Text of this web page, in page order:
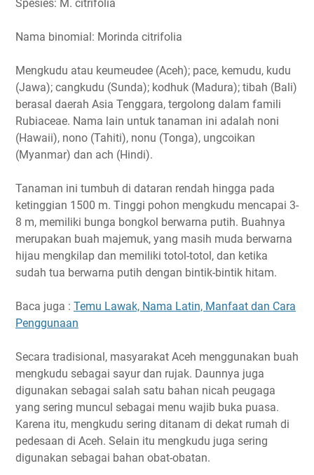
Spesies: M. citrifolia
Nama binomial: Morinda citrifolia
Mengkudu atau keumeudee (Aceh); pace, kemudu, kudu
(Jawa); cangkudu (Sunda); kodhuk (Madura); tibah (Bali)
berasal daerah Asia Tenggara, tergolong dalam famili
Rubiaceae. Nama lain untuk tanaman ini adalah noni
(Hawaii), nono (Tahiti), nonu (Tonga), ungcoikan
(Myanmar) dan ach (Hindi).
Tanaman ini tumbuh di dataran rendah hingga pada
ketinggian 1500 m. Tinggi pohon mengkudu mencapai 3-
8 m, memiliki bunga bongkol berwarna putih. Buahnya
merupakan buah majemuk, yang masih muda berwarna
hijau mengkilap dan memiliki totol-totol, dan ketika
sudah tua berwarna putih dengan bintik-bintik hitam.
Baca juga : Temu Lawak, Nama Latin, Manfaat dan Cara
Penggunaan
Secara tradisional, masyarakat Aceh menggunakan buah
mengkudu sebagai sayur dan rujak. Daunnya juga
digunakan sebagai salah satu bahan nicah peugaga
yang sering muncul sebagai menu wajib buka puasa.
Karena itu, mengkudu sering ditanam di dekat rumah di
pedesaan di Aceh. Selain itu mengkudu juga sering
digunakan sebagai bahan obat-obatan.